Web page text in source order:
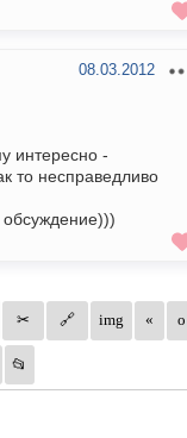
08.03.2012
интересно -
то несправедливо
обсуждение)))